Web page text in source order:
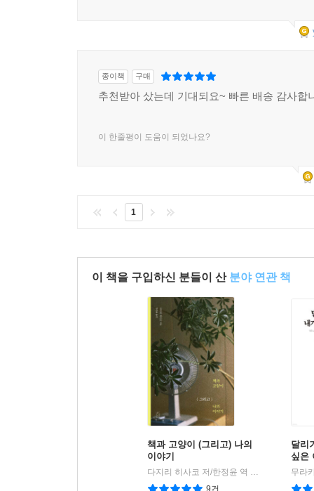
종이책 구매
추천받아 샀는데 기대되요~ 빠른 배송 감사합
이 한줄평이 도움이 되었나요?
1
이 책을 구입하신 분들이 산 분야 연관 책
책과 고양이 (그리고) 나의
이야기
다지리 히사코 저/한정윤 역 | 니라이카나이
9건
달리
싶은